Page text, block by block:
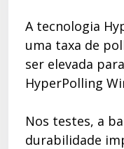
A tecnologia
uma taxa de
ser elevada
HyperPolling
Nos testes, a
durabilidade